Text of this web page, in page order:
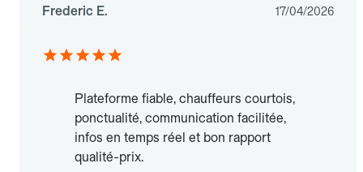
Frederic E. 17/04/2026
Plateforme fiable, chauffeurs courtois,
ponctualité, communication facilitée,
infos en temps réel et bon rapport
qualité-prix.